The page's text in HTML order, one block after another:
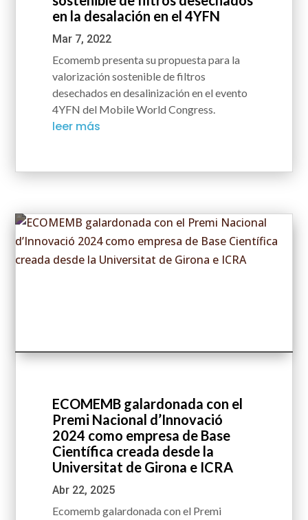
en la desalación en el 4YFN
Mar 7, 2022
Ecomemb presenta su propuesta para la
valorización sostenible de filtros
desechados en desalinización en el evento
4YFN del Mobile World Congress.
leer más
ECOMEMB galardonada con el
Premi Nacional d’Innovació
2024 como empresa de Base
Científica creada desde la
Universitat de Girona e ICRA
Abr 22, 2025
Ecomemb galardonada con el Premi